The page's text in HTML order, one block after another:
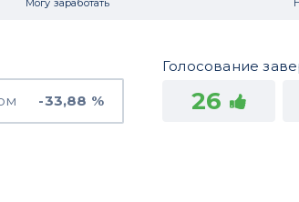
Могу заработать
-33,88 %
Голосование
26